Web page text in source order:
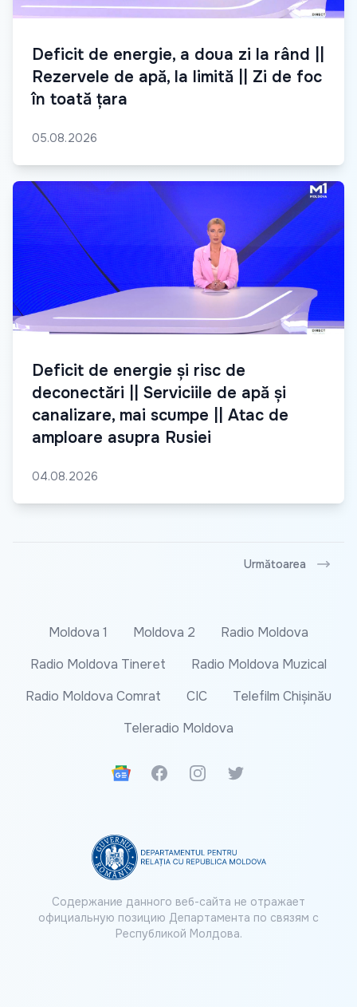
Deficit de energie, a doua zi la rând ||
Rezervele de apă, la limită || Zi de foc
în toată țara
05.08.2026
Deficit de energie și risc de
deconectări || Serviciile de apă și
canalizare, mai scumpe || Atac de
amploare asupra Rusiei
04.08.2026
Următoarea
Moldova 1 Moldova 2
Radio Moldova
Radio Moldova Tineret
Radio Moldova Muzical
Radio Moldova Comrat
CIC
Telefilm Chișinău
Teleradio Moldova
Google News
FacebookInstagramTwitter
Содержание данного веб-сайта не отражает
официальную позицию Департамента по связям с
Республикой Молдова.